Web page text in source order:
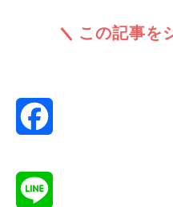
この記事を